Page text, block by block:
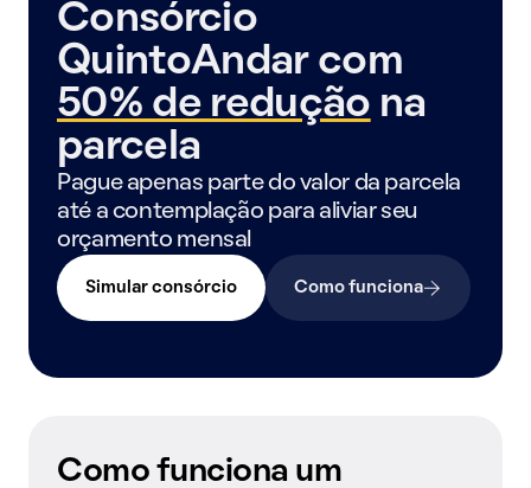
Consórcio
QuintoAndar com
50% de redução na
parcela
Pague apenas parte do valor da parcela
até a contemplação para aliviar seu
orçamento mensal
Simular consórcio Como funciona
Como funciona um